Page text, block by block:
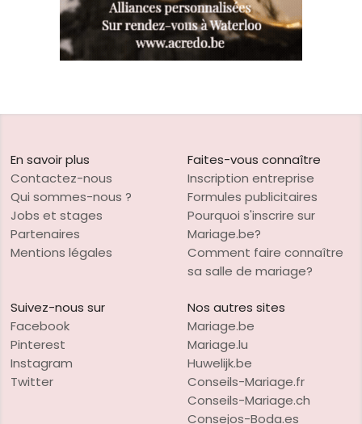
En savoir plus
Contactez-nous
Qui sommes-nous ?
Jobs et stages
Partenaires
Mentions légales
Faites-vous connaître
Inscription entreprise
Formules publicitaires
Pourquoi s'inscrire sur
Mariage.be?
Comment faire connaître
sa salle de mariage?
Suivez-nous sur
Facebook
Pinterest
Instagram
Twitter
Nos autres sites
Mariage.be
Mariage.lu
Huwelijk.be
Conseils-Mariage.fr
Conseils-Mariage.ch
Consejos-Boda.es